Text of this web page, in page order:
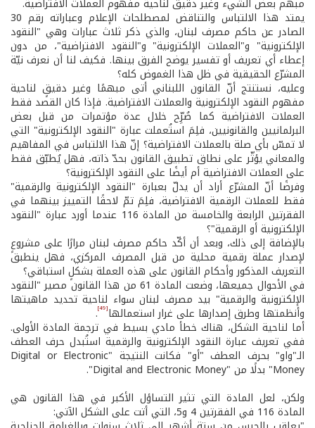
يمتد هذا الالتباس والتناقض لمصطلحات الإعلام وعباراته رقم 30
الصادر عن حاكم مصرف لبنان، والذي ذكر ثلاث عبارات وهي "النقود
الإلكترونية" و"العملات الإلكترونية" و"النقود الافتراضية"، من دون
إعطاء أي تعريف أو تفسير يوضح الفرق بينها. فكيف لنا أن نعرف نيّة
المشرّع الحقيقية في ظل هذا الغموض كله؟
وعليه، نستنتج أنّ القانون اللبناني أتى مبهمًا وغير دقيقٍ لناحية
مفهوم النقود الإلكترونية والعملات الافتراضية. فإذا كان القصد فقط
العملات الافتراضية كما صُرِّح خلال عدة مؤتمرات من قبل بعض
البرلمانيين والقانونيين، فلِمَ استُعملت عبارة "النقود الإلكترونية" التي
لا تمسّ بأي صلة بالعملات الافتراضية؟ إنّ هذا الالتباس في المفاهيم
والمعاني يؤثّر على نطاق تطبيق القانون بحدّ ذاته، فهل يُطبّق فقط
على العملات الافتراضية أم أيضًا على النقود الإلكترونية؟
وفرضًا أنّ المشرّع أراد أن يدلّ بعبارة "النقود الإلكترونية والرقمية"
فقط للعملات الرقمية الافتراضية، فلِمَ تمّ لاحقًا التمييز بينهما في
الفقرتين الرابعة والخامسة من المادة 116 عندما أورد عبارة "النقود
الإلكترونية أو الرقمية"؟
بالإضافة إلى ذلك، وبعد أن أكّد حاكم مصرف لبنان مرارًا على مشروعٍ
لإصدار عملة رقمية محلية من قبل المصرف المركزي، فهل ينطبق
التعريف المذكور وأحكام القانون على هذه العملة بشكلٍ استباقي؟
في الأحوال جميعها، وضعت المادة 61 من هذا القانون مصير "النقود
الإلكترونية والرقمية" بيد مصرف لبنان سواء لناحية تحديد ماهيتها
وأنظمتها وطرق إصدارها على غرار استعمالها[49]
.
أما لناحية الشكل، هناك خطأ مادي بسيط في ترجمة المادة الأولى.
ففي تعريف عبارة النقود الإلكترونية والرقمية استُبدل حرف العطف
الـ"واو" بحرف العطف "أو" فكانت النتيجة "Digital or Electronic
Money" بدلًا من "Digital and Electronic Money".
ولكن، لعل المادة التي تثير التساؤل الأكبر في هذا القانون هي
المادة 116 في الفقرتين 4 و5، التي أتت على الشكل الآتي: